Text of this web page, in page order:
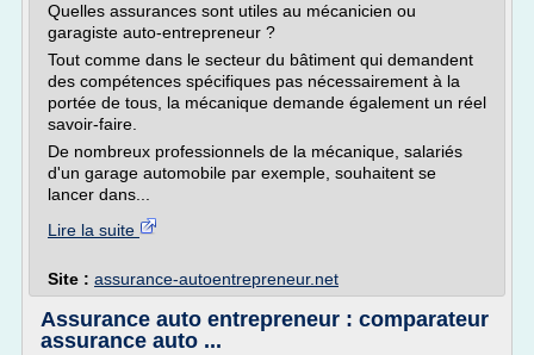
Quelles assurances sont utiles au mécanicien ou
garagiste auto-entrepreneur ?
Tout comme dans le secteur du bâtiment qui demandent
des compétences spécifiques pas nécessairement à la
portée de tous, la mécanique demande également un réel
savoir-faire.
De nombreux professionnels de la mécanique, salariés
d'un garage automobile par exemple, souhaitent se
lancer dans...
Lire la suite
Site : assurance-autoentrepreneur.net
Assurance auto entrepreneur : comparateur
assurance auto ...